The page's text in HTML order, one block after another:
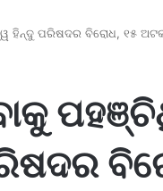
ହିନ୍ଦୁ ପରିଷଦର ବିରୋଧ, ୧୫